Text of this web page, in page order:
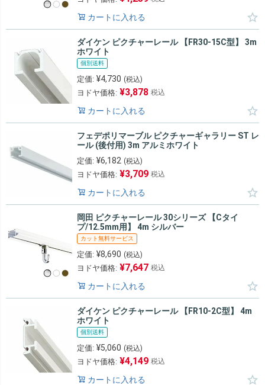
カートに入れる
ダイケン ピクチャーレール 【FR30-15C型】 3m
ホワイト
個別送料
定価: ¥4,730 (税込)
ヨドヤ価格: ¥3,878 税込
カートに入れる
フェデポリマーブル ピクチャーギャラリー ST レ
ール (後付用) 3m アルミホワイト
定価: ¥6,182 (税込)
ヨドヤ価格: ¥3,709 税込
カートに入れる
岡田 ピクチャーレール 30シリーズ 【Cタイ
プ/12.5mm用】 4m シルバー
カット無料サービス
定価: ¥8,690 (税込)
ヨドヤ価格: ¥7,647 税込
カートに入れる
ダイケン ピクチャーレール 【FR10-2C型】 4m
ホワイト
個別送料
定価: ¥5,060 (税込)
ヨドヤ価格: ¥4,149 税込
カートに入れる